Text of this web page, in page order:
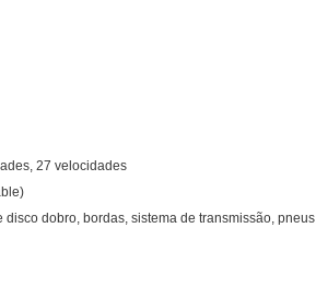
27 velocidades
dobro, bordas, sistema de transmissão, pneus